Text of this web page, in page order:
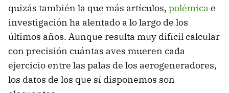
quizás también la que más artículos, polémica e
investigación ha alentado a lo largo de los
últimos años. Aunque resulta muy difícil calcular
con precisión cuántas aves mueren cada
ejercicio entre las palas de los aerogeneradores,
los datos de los que sí disponemos son